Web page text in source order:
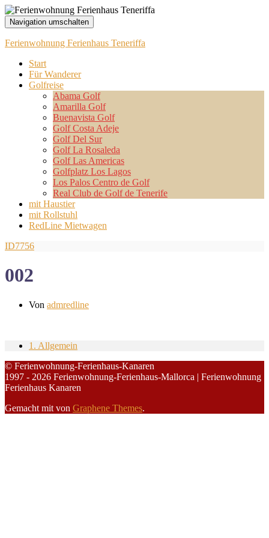
Navigation umschalten
Ferienwohnung Ferienhaus Teneriffa
Start
Für Wanderer
Golfreise
Abama Golf
Amarilla Golf
Buenavista Golf
Golf Costa Adeje
Golf Del Sur
Golf La Rosaleda
Golf Las Americas
Golfplatz Los Lagos
Los Palos Centro de Golf
Real Club de Golf de Tenerife
mit Haustier
mit Rollstuhl
RedLine Mietwagen
ID7756
002
Von admredline
1. Allgemein
© Ferienwohnung-Ferienhaus-Kanaren
1997 - 2026 Ferienwohnung-Ferienhaus-Mallorca | Ferienwohnung
Ferienhaus Kanaren
Gemacht mit von Graphene Themes.